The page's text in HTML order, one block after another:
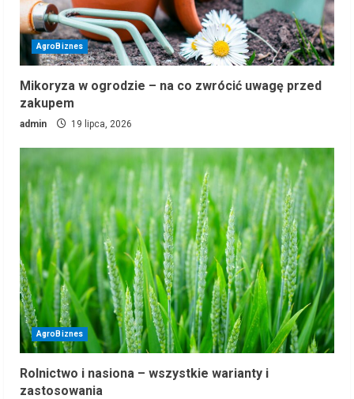
AgroBiznes
Mikoryza w ogrodzie – na co zwrócić uwagę przed
zakupem
admin 19 lipca, 2026
AgroBiznes
Rolnictwo i nasiona – wszystkie warianty i
zastosowania